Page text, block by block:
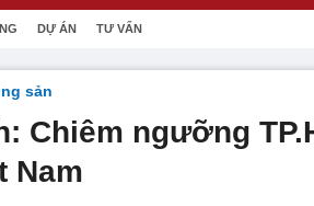
DỰ ÁN TƯ VẤN
sản
Chiêm ngưỡng
Nam